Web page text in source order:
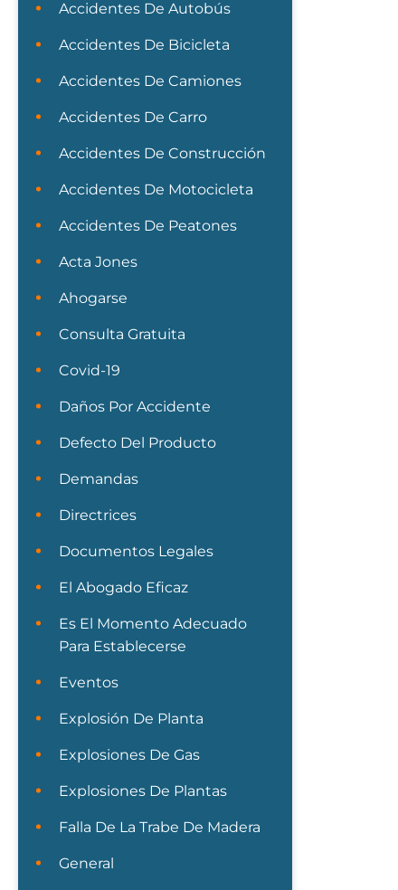
Accidentes De Autobús
Accidentes De Bicicleta
Accidentes De Camiones
Accidentes De Carro
Accidentes De Construcción
Accidentes De Motocicleta
Accidentes De Peatones
Acta Jones
Ahogarse
Consulta Gratuita
Covid-19
Daños Por Accidente
Defecto Del Producto
Demandas
Directrices
Documentos Legales
El Abogado Eficaz
Es El Momento Adecuado
Para Establecerse
Eventos
Explosión De Planta
Explosiones De Gas
Explosiones De Plantas
Falla De La Trabe De Madera
General